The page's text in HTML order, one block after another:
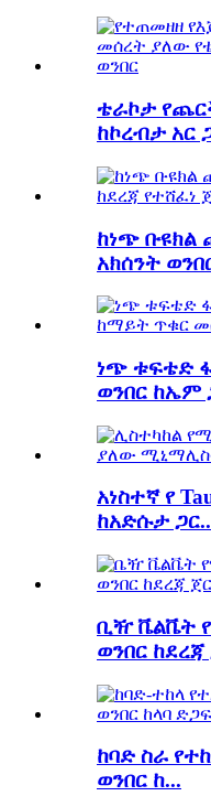
ቴራኮታ
ከኮረብታ አር
ከነጭ ቡዩክል
አክሰንት
ነጭ ቱፍቴድ
ወንበር ከኤም
አነስተኛ የ
ከአድሱታ
ቢዥ ቬልቬት
ወንበር ከደረጃ
ከባድ ስራ
ወንበር ከ...